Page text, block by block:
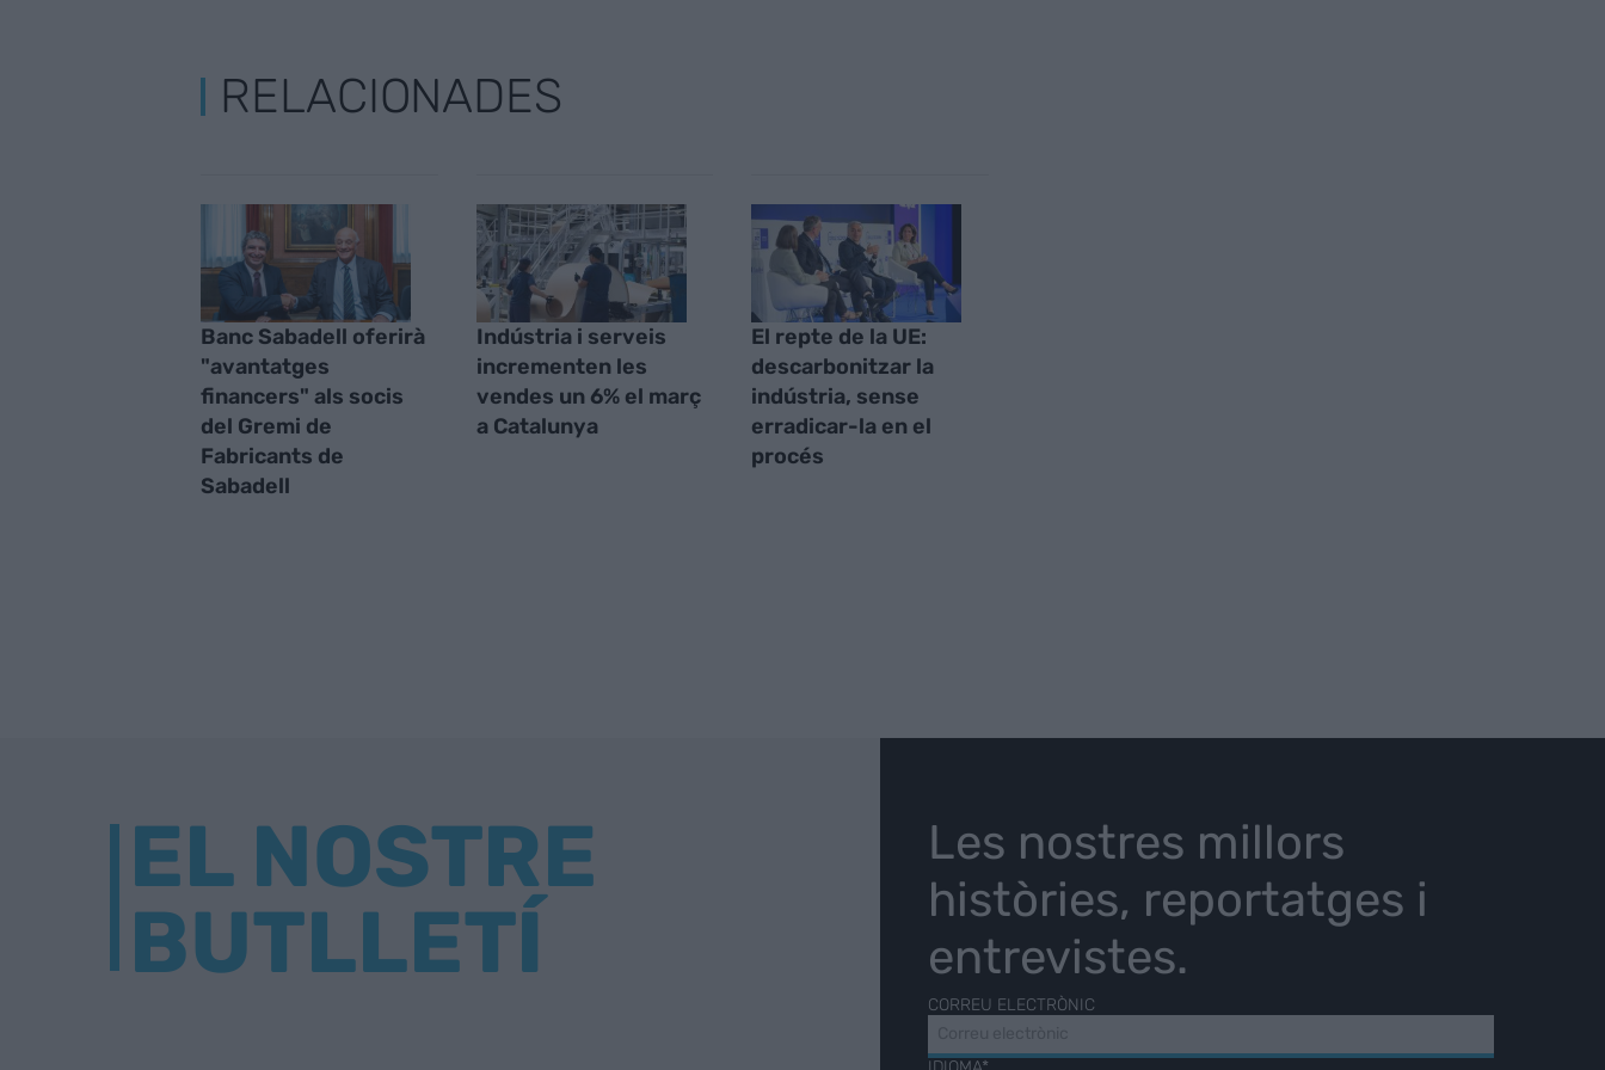
RELACIONADES
Banc Sabadell oferirà
"avantatges
financers" als socis
del Gremi de
Fabricants de
Sabadell
Indústria i serveis
incrementen les
vendes un 6% el març
a Catalunya
El repte de la UE:
descarbonitzar la
indústria, sense
erradicar-la en el
procés
EL NOSTRE
BUTLLETÍ
Les nostres millors
històries, reportatges i
entrevistes.
CORREU ELECTRÒNIC